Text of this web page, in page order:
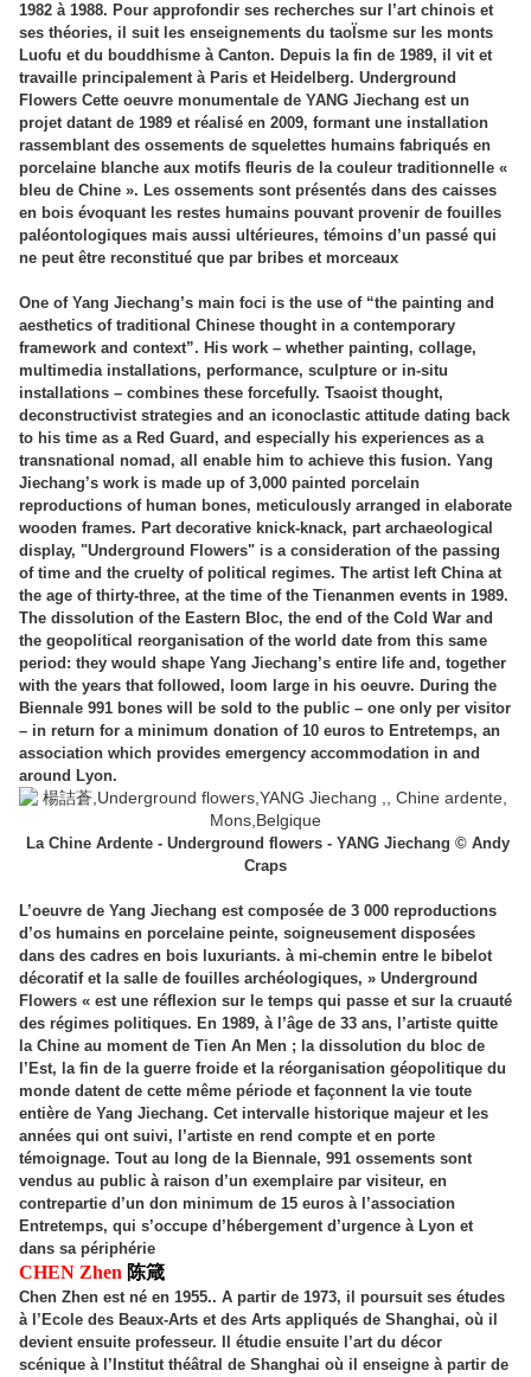
1982 à 1988. Pour approfondir ses recherches sur l’art chinois et
ses théories, il suit les enseignements du taoÏsme sur les monts
Luofu et du bouddhisme à Canton. Depuis la fin de 1989, il vit et
travaille principalement à Paris et Heidelberg. Underground
Flowers Cette oeuvre monumentale de YANG Jiechang est un
projet datant de 1989 et réalisé en 2009, formant une installation
rassemblant des ossements de squelettes humains fabriqués en
porcelaine blanche aux motifs fleuris de la couleur traditionnelle «
bleu de Chine ». Les ossements sont présentés dans des caisses
en bois évoquant les restes humains pouvant provenir de fouilles
paléontologiques mais aussi ultérieures, témoins d’un passé qui
ne peut être reconstitué que par bribes et morceaux
One of Yang Jiechang’s main foci is the use of “the painting and
aesthetics of traditional Chinese thought in a contemporary
framework and context”. His work – whether painting, collage,
multimedia installations, performance, sculpture or in-situ
installations – combines these forcefully. Tsaoist thought,
deconstructivist strategies and an iconoclastic attitude dating back
to his time as a Red Guard, and especially his experiences as a
transnational nomad, all enable him to achieve this fusion. Yang
Jiechang’s work is made up of 3,000 painted porcelain
reproductions of human bones, meticulously arranged in elaborate
wooden frames. Part decorative knick-knack, part archaeological
display, "Underground Flowers" is a consideration of the passing
of time and the cruelty of political regimes. The artist left China at
the age of thirty-three, at the time of the Tienanmen events in 1989.
The dissolution of the Eastern Bloc, the end of the Cold War and
the geopolitical reorganisation of the world date from this same
period: they would shape Yang Jiechang’s entire life and, together
with the years that followed, loom large in his oeuvre. During the
Biennale 991 bones will be sold to the public – one only per visitor
– in return for a minimum donation of 10 euros to Entretemps, an
association which provides emergency accommodation in and
around Lyon.
La Chine Ardente - Underground flowers - YANG Jiechang © Andy
Craps
L’oeuvre de Yang Jiechang est composée de 3 000 reproductions
d’os humains en porcelaine peinte, soigneusement disposées
dans des cadres en bois luxuriants. à mi-chemin entre le bibelot
décoratif et la salle de fouilles archéologiques, » Underground
Flowers « est une réflexion sur le temps qui passe et sur la cruauté
des régimes politiques. En 1989, à l’âge de 33 ans, l’artiste quitte
la Chine au moment de Tien An Men ; la dissolution du bloc de
l’Est, la fin de la guerre froide et la réorganisation géopolitique du
monde datent de cette même période et façonnent la vie toute
entière de Yang Jiechang. Cet intervalle historique majeur et les
années qui ont suivi, l’artiste en rend compte et en porte
témoignage. Tout au long de la Biennale, 991 ossements sont
vendus au public à raison d’un exemplaire par visiteur, en
contrepartie d’un don minimum de 15 euros à l’association
Entretemps, qui s’occupe d’hébergement d’urgence à Lyon et
dans sa périphérie
CHEN Zhen 陈箴
Chen Zhen est né en 1955.. A partir de 1973, il poursuit ses études
à l’Ecole des Beaux-Arts et des Arts appliqués de Shanghai, où il
devient ensuite professeur. Il étudie ensuite l’art du décor
scénique à l’Institut théâtral de Shanghai où il enseigne à partir de